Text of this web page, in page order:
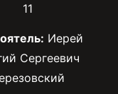
11
Иерей
Сергеевич